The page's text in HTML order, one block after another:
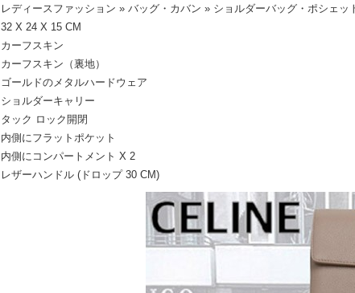
レディースファッション » バッグ・カバン » ショルダーバッグ・ポシェッ
32 X 24 X 15 CM
カーフスキン
カーフスキン（裏地）
ゴールドのメタルハードウェア
ショルダーキャリー
タック ロック開閉
内側にフラットポケット
内側にコンパートメント X 2
レザーハンドル (ドロップ 30 CM)